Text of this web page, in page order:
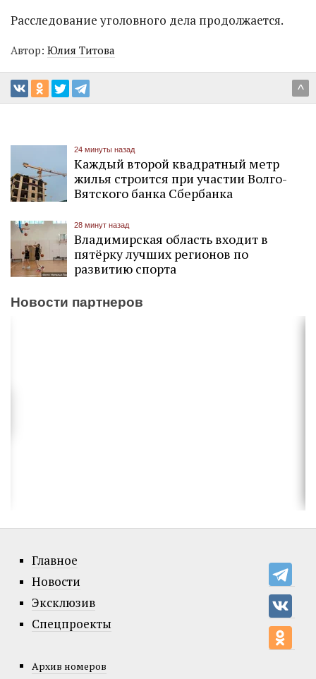
Расследование уголовного дела продолжается.
Автор: Юлия Титова
^
24 минуты назад
Каждый второй квадратный метр
жилья строится при участии Волго-
Вятского банка Сбербанка
28 минут назад
Владимирская область входит в
пятёрку лучших регионов по
развитию спорта
Новости партнеров
Главное
Новости
Эксклюзив
Спецпроекты
Архив номеров